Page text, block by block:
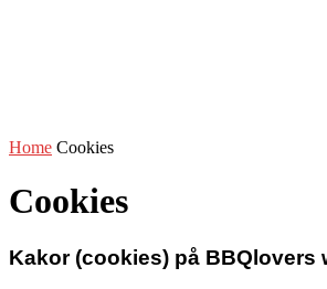
Home Cookies
Cookies
Kakor (cookies) på BBQlovers